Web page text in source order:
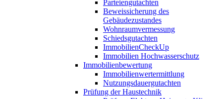
Parteiengutachten
Beweissicherung des
Gebäudezustandes
Wohnraumvermessung
Schiedsgutachten
ImmobilienCheckUp
Immobilien Hochwasserschutz
Immobilienbewertung
Immobilienwertermittlung
Nutzungsdauergutachten
Prüfung der Haustechnik